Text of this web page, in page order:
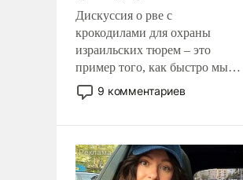
Дискуссия о рве с
крокодилами для охраны
израильских тюрем – это
пример того, как быстро мы
двигаемся по пути
революционных изменений.
псевдонаучной фантастики,
стало всерьез обсуждаемой
9 комментариев